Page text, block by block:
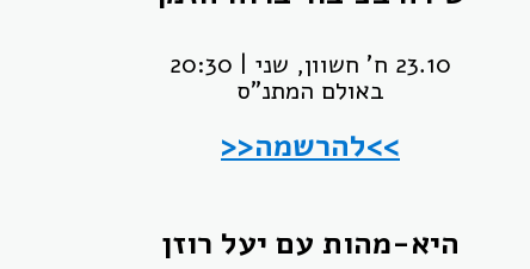
23.10 ח' חשוון, שני | 20:30
באולם המתנ"ס
>>להרשמה<<
היא-מהות עם יעל רוזן